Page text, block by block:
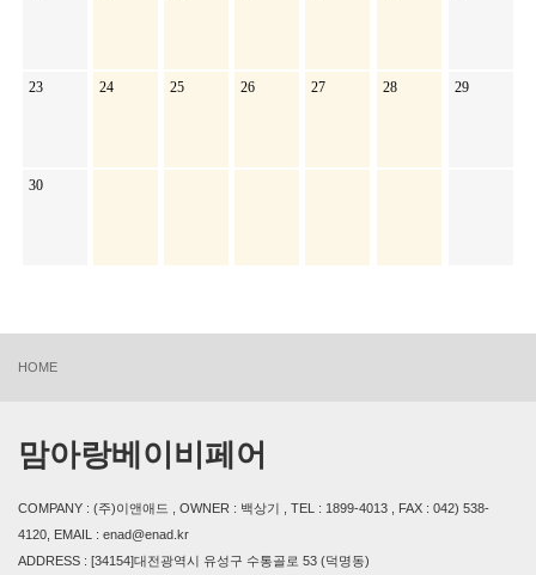
23 24 25 26 27 28 29
30
HOME
맘아랑베이비페어
COMPANY : (주)이앤애드 , OWNER : 백상기 , TEL : 1899-4013 , FAX : 042) 538-
4120, EMAIL : enad@enad.kr
ADDRESS : [34154]대전광역시 유성구 수통골로 53 (덕명동)